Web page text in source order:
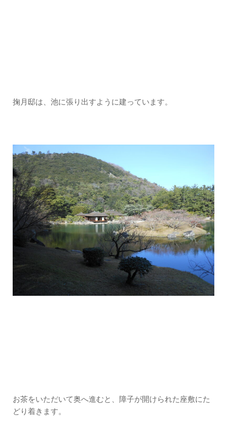
掬月邸は、池に張り出すように建っています。
お茶をいただいて奥へ進むと、障子が開けられた座敷にた
どり着きます。